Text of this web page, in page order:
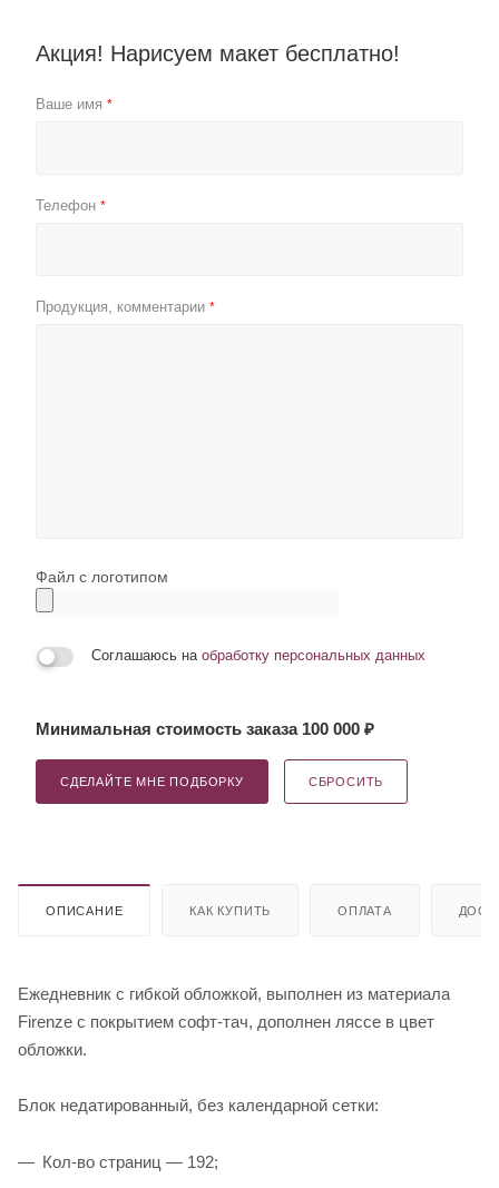
Акция! Нарисуем макет бесплатно!
Ваше имя *
Телефон *
Продукция, комментарии *
Файл с логотипом
Соглашаюсь на обработку персональных данных
Минимальная стоимость заказа 100 000 ₽
СДЕЛАЙТЕ МНЕ ПОДБОРКУ СБРОСИТЬ
ОПИСАНИЕ КАК КУПИТЬ ОПЛАТА
Ежедневник с гибкой обложкой, выполнен из материала
Firenze с покрытием софт-тач, дополнен ляссе в цвет
обложки.
Блок недатированный, без календарной сетки:
Кол-во страниц — 192;